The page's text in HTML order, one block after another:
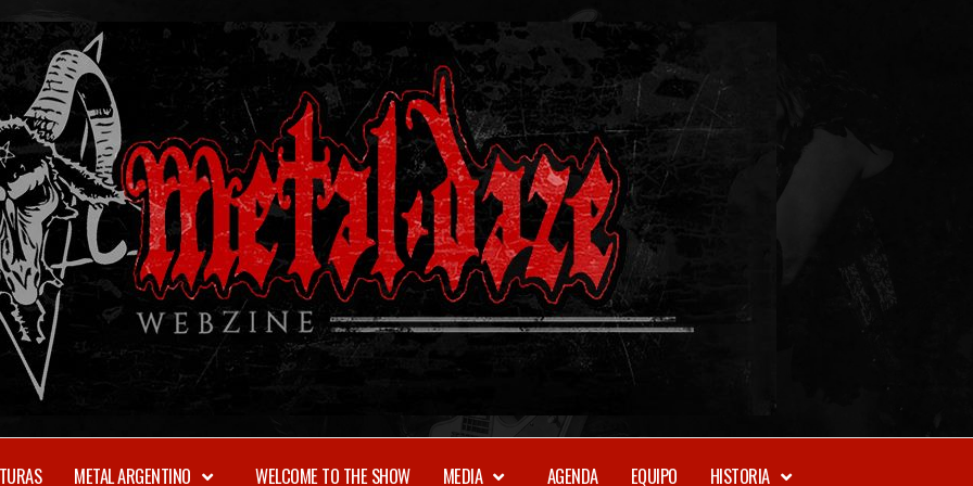
WEBZINE
METAL ARGENTINO WELCOME TO THE SHOW MEDIA AGENDA EQUIPO HISTORIA